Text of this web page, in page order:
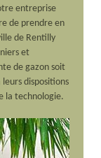
entreprise
de prendre en
de Rentilly
et
de gazon soit
dispositions
la technologie.